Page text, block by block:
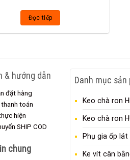
Đọc tiếp
& hướng dẫn
đặt hàng
toán
hiện
SHIP COD
chung
Danh mục sản
Keo chà ron
Keo chà ron
Phụ gia ốp lát
Ke vít cân